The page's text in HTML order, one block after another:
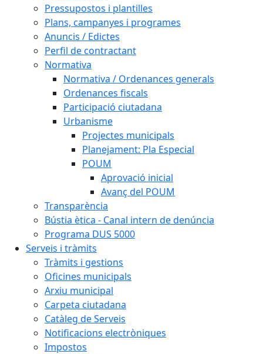
Pressupostos i plantilles
Plans, campanyes i programes
Anuncis / Edictes
Perfil de contractant
Normativa
Normativa / Ordenances generals
Ordenances fiscals
Participació ciutadana
Urbanisme
Projectes municipals
Planejament: Pla Especial
POUM
Aprovació inicial
Avanç del POUM
Transparència
Bústia ètica - Canal intern de denúncia
Programa DUS 5000
Serveis i tràmits
Tràmits i gestions
Oficines municipals
Arxiu municipal
Carpeta ciutadana
Catàleg de Serveis
Notificacions electròniques
Impostos